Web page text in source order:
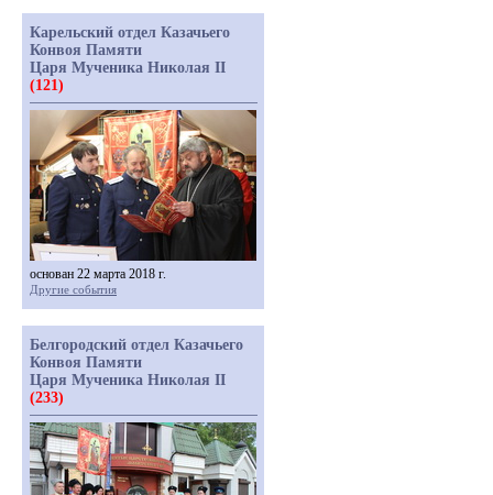
Карельский отдел Казачьего
Конвоя Памяти
Царя Мученика Николая II
(121)
основан 22 марта 2018 г.
Другие события
Белгородский отдел Казачьего
Конвоя Памяти
Царя Мученика Николая II
(233)